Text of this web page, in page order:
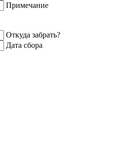
Примечание
Откуда забрать?
Дата сбора